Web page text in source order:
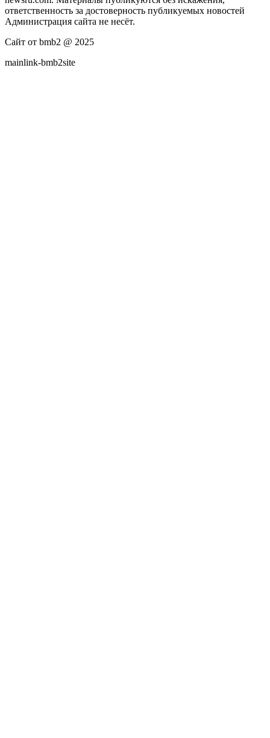
ответственность за достоверность публикуемых новостей
Администрация сайта не несёт.
Сайт от bmb2 @ 2025
mainlink-bmb2site